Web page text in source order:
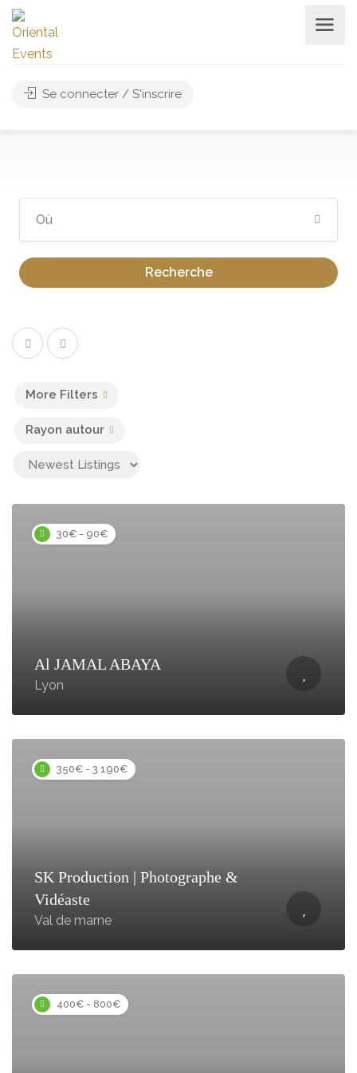
Se connecter / S'inscrire
Recherche
More Filters
Rayon autour
30€ - 90€
Al JAMAL ABAYA
Lyon
350€ - 3 190€
SK Production | Photographe &
Vidéaste
Val de marne
400€ - 800€